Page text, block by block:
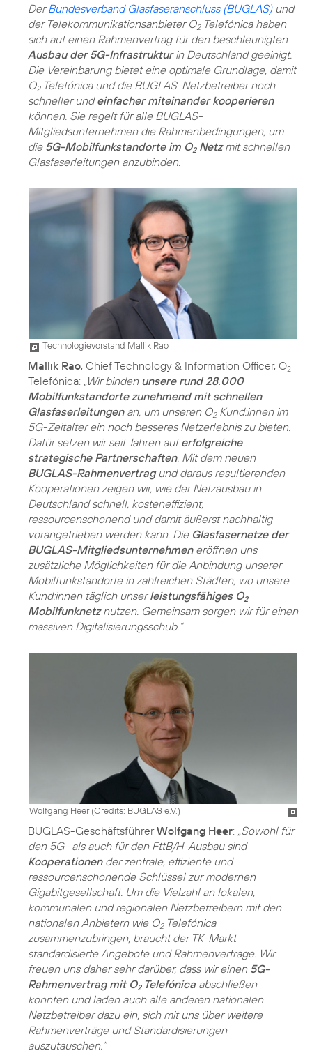
DerBundesverband Glasfaseranschluss (BUGLAS)und
der Telekommunikationsanbieter O2Telefónica haben
sich auf einen Rahmenvertrag für den beschleunigten
Ausbau der 5G-Infrastrukturin Deutschland geeinigt.
Die Vereinbarung bietet eine optimale Grundlage, damit
O2Telefónica und die BUGLAS-Netzbetreiber noch
schneller undeinfacher miteinander kooperieren
können. Sie regelt für alle BUGLAS-
Mitgliedsunternehmen die Rahmenbedingungen, um
die 5G-Mobilfunkstandorte im O2Netzmit schnellen
Glasfaserleitungen anzubinden.
Technologievorstand Mallik Rao
Mallik Rao, Chief Technology & Information Officer, O2
Telefónica: „Wir binden unsere rund 28.000
Mobilfunkstandorte zunehmend mit schnellen
Glasfaserleitungenan, um unseren O2Kund:innen im
5G-Zeitalter ein noch besseres Netzerlebnis zu bieten.
Dafür setzen wir seit Jahren auferfolgreiche
strategische Partnerschaften. Mit dem neuen
BUGLAS-Rahmenvertragund daraus resultierenden
Kooperationen zeigen wir, wie der Netzausbau in
Deutschland schnell, kosteneffizient,
ressourcenschonend und damit äußerst nachhaltig
vorangetrieben werden kann. Die Glasfasernetze der
BUGLAS-Mitgliedsunternehmeneröffnen uns
zusätzliche Möglichkeiten für die Anbindung unserer
Mobilfunkstandorte in zahlreichen Städten, wo unsere
Kund:innen täglich unserleistungsfähiges O2
Mobilfunknetznutzen. Gemeinsam sorgen wir für einen
massiven Digitalisierungsschub.“
Wolfgang Heer (Credits: BUGLAS e.V.)
BUGLAS-GeschäftsführerWolfgang Heer: „Sowohl für
den 5G- als auch für den FttB/H-Ausbau sind
Kooperationender zentrale, effiziente und
ressourcenschonende Schlüssel zur modernen
Gigabitgesellschaft. Um die Vielzahl an lokalen,
kommunalen und regionalen Netzbetreibern mit den
nationalen Anbietern wie O2Telefónica
zusammenzubringen, braucht der TK-Markt
standardisierte Angebote und Rahmenverträge. Wir
freuen uns daher sehr darüber, dass wir einen 5G-
Rahmenvertrag mit O2Telefónica abschließen
konnten und laden auch alle anderen nationalen
Netzbetreiber dazu ein, sich mit uns über weitere
Rahmenverträge und Standardisierungen
auszutauschen.“